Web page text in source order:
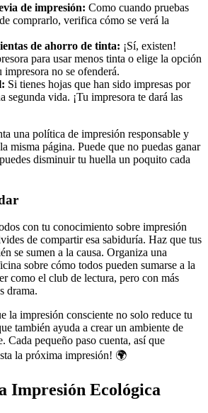
de impresión: Como cuando pruebas
comprarlo, verifica cómo se verá la
de ahorro de tinta: ¡Sí, existen!
para usar menos tinta o elige la opción
impresora no se ofenderá.
Si tienes hojas que han sido impresas por
segunda vida. ¡Tu impresora te dará las
una política de impresión responsable y
misma página. Puede que no puedas ganar
disminuir tu huella un poquito cada
con tu conocimiento sobre impresión
de compartir esa sabiduría. Haz que tus
se sumen a la causa. Organiza una
sobre cómo todos pueden sumarse a la
como el club de lectura, pero con más
drama.
la impresión consciente no solo reduce tu
también ayuda a crear un ambiente de
Cada pequeño paso cuenta, así que
la próxima impresión! 🌍
Impresión Ecológica